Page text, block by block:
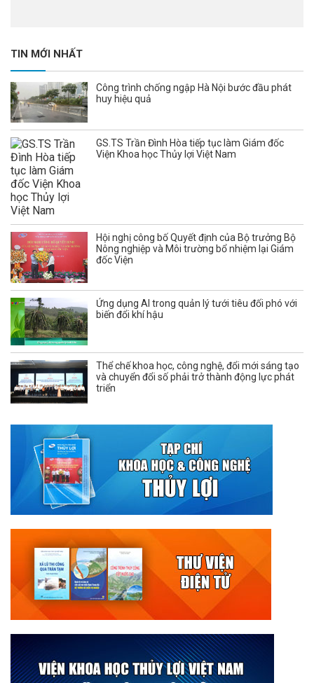
TIN MỚI NHẤT
Công trình chống ngập Hà Nội bước đầu phát
huy hiệu quả
GS.TS Trần Đình Hòa tiếp tục làm Giám đốc
Viện Khoa học Thủy lợi Việt Nam
Hội nghị công bố Quyết định của Bộ trưởng Bộ
Nông nghiệp và Môi trường bổ nhiệm lại Giám
đốc Viện
Ứng dụng AI trong quản lý tưới tiêu đối phó với
biến đổi khí hậu
Thể chế khoa học, công nghệ, đổi mới sáng tạo
và chuyển đổi số phải trở thành động lực phát
triển